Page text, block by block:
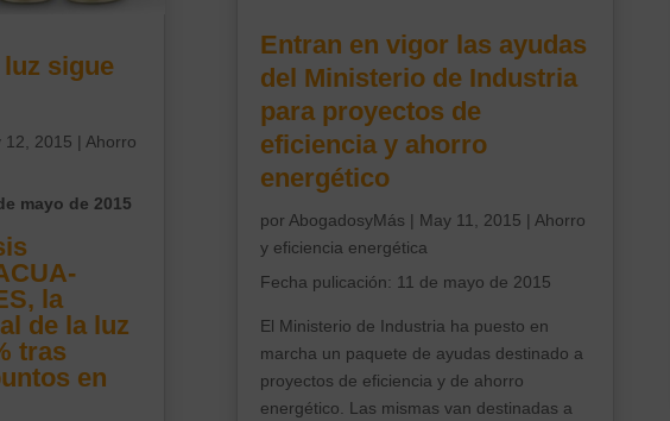
sigue
12, 2015 |Ahorro
mayo de 2015
la
de la luz
tras
en
Entran en vigor las ayudas
del Ministerio de Industria
para proyectos de
eficiencia y ahorro
energético
por AbogadosyMás | May 11, 2015 | Ahorro
y eficiencia energética
Fecha pulicación: 11 de mayo de 2015
El Ministerio de Industria ha puesto en
marcha un paquete de ayudas destinado a
proyectos de eficiencia y de ahorro
energético. Las mismas van destinadas a